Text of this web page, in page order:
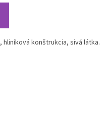
hliníková konštrukcia, sivá látka.